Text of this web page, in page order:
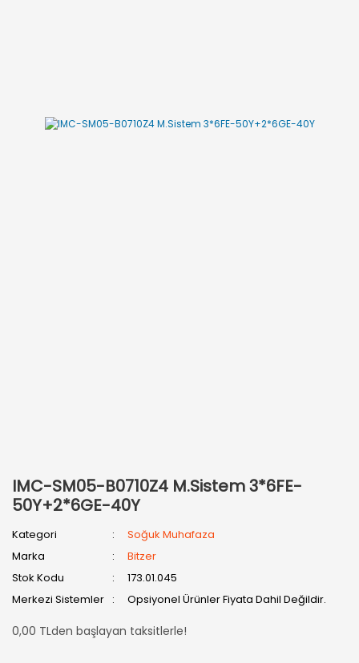
IMC-SM05-B0710Z4 M.Sistem 3*6FE-
50Y+2*6GE-40Y
Kategori
Soğuk Muhafaza
Marka
Bitzer
Stok Kodu
173.01.045
Merkezi Sistemler
Opsiyonel Ürünler Fiyata Dahil Değildir.
0,00 TLden başlayan taksitlerle!